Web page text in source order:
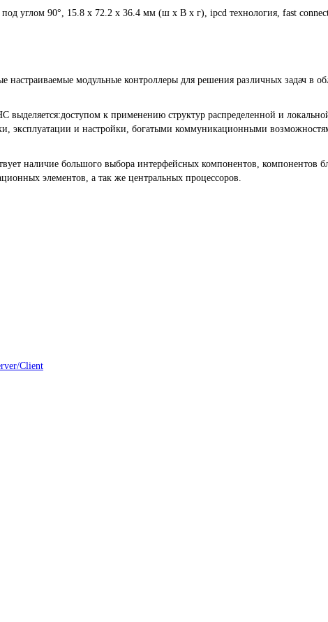
углом 90°, 15.8 x 72.2 x 36.4 мм (ш x В x г), ipcd технология, fast
модульные контроллеры для решения различных задач в
к применению структур распределенной и
эксплуатации и настройки, богатыми коммуникационными
наличие большого выбора интерфейсных компонентов, компонентов
элементов, а так же центральных процессоров.
Client